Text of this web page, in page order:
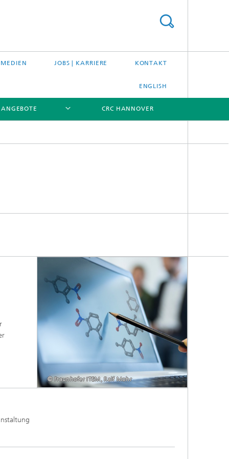
JOBS | KARRIERE KONTAKT
ENGLISH
ANGEBOTE CRC HANNOVER
© Fraunhofer ITEM, Ralf Mohr